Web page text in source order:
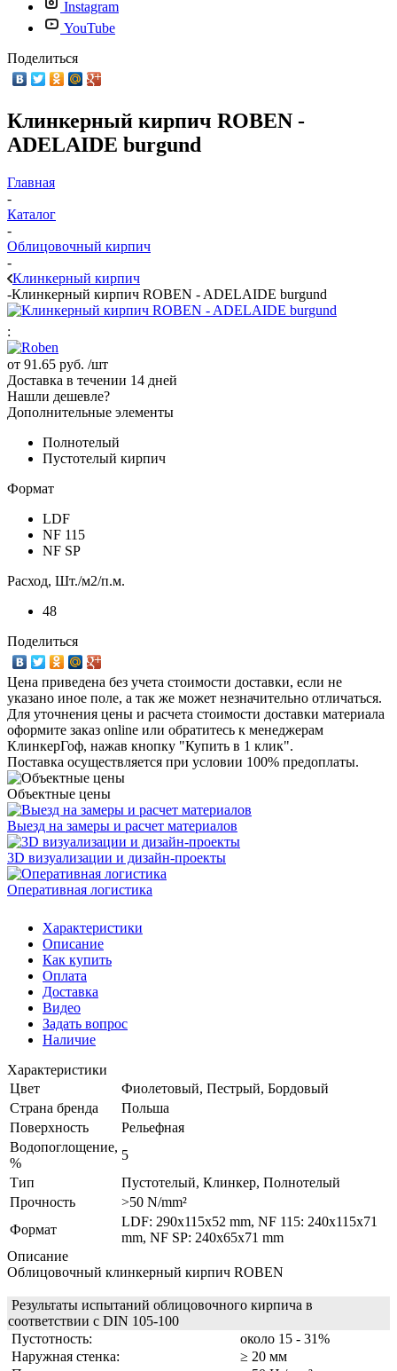
Instagram
YouTube
Поделиться
Клинкерный кирпич ROBEN -
ADELAIDE burgund
Главная
-
Каталог
-
Облицовочный кирпич
-
Клинкерный кирпич
-Клинкерный кирпич ROBEN - ADELAIDE burgund
:
от 91.65 руб. /шт
Доставка в течении 14 дней
Нашли дешевле?
Дополнительные элементы
Полнотелый
Пустотелый кирпич
Формат
LDF
NF 115
NF SP
Расход, Шт./м2/п.м.
48
Поделиться
Цена приведена без учета стоимости доставки, если не
указано иное поле, а так же может незначительно отличаться.
Для уточнения цены и расчета стоимости доставки материала
оформите заказ online или обратитесь к менеджерам
КлинкерГоф, нажав кнопку "Купить в 1 клик".
Поставка осуществляется при условии 100% предоплаты.
Объектные цены
Выезд на замеры и расчет материалов
3D визуализации и дизайн-проекты
Оперативная логистика
Характеристики
Описание
Как купить
Оплата
Доставка
Видео
Задать вопрос
Наличие
Характеристики
Цвет
Фиолетовый, Пестрый, Бордовый
Страна бренда
Польша
Поверхность
Рельефная
Водопоглощение,
%
5
Тип
Пустотелый, Клинкер, Полнотелый
Прочность
>50 N/mm²
Формат
LDF: 290х115х52 mm, NF 115: 240x115x71
mm, NF SP: 240х65х71 mm
Описание
Облицовочный клинкерный кирпич ROBEN
Результаты испытаний облицовочного кирпича в
соответствии с DIN 105-100
Пустотность:
около 15 - 31%
Наружная стенка:
≥ 20 мм